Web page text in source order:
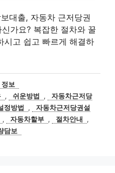
대출, 자동차 근저당권
가요? 복잡한 절차와 꿀
시고 쉽고 빠르게 해결하
카정보
, 쉬운방법 ,
자동차근저당
정방법 ,
자동차근저당권설
, 자동차할부 , 절차안내
,
담보